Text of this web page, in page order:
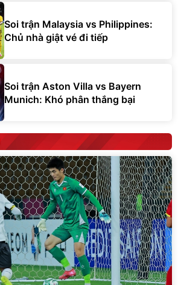
Soi trận Malaysia vs Philippines:
Chủ nhà giật vé đi tiếp
Soi trận Aston Villa vs Bayern
Munich: Khó phân thắng bại